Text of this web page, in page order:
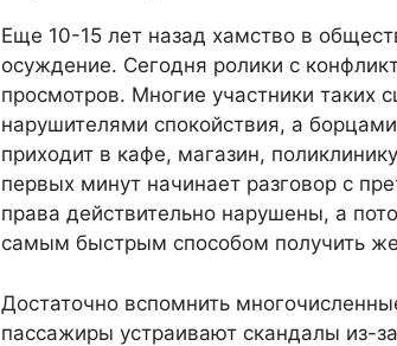
Еще 10-15 лет назад хамство в
осуждение. Сегодня ролики с
просмотров. Многие участники таких
нарушителями спокойствия, а
приходит в кафе, магазин,
первых минут начинает разговор с
права действительно нарушены, а
самым быстрым способом получить
Достаточно вспомнить
пассажиры устраивают скандалы из-